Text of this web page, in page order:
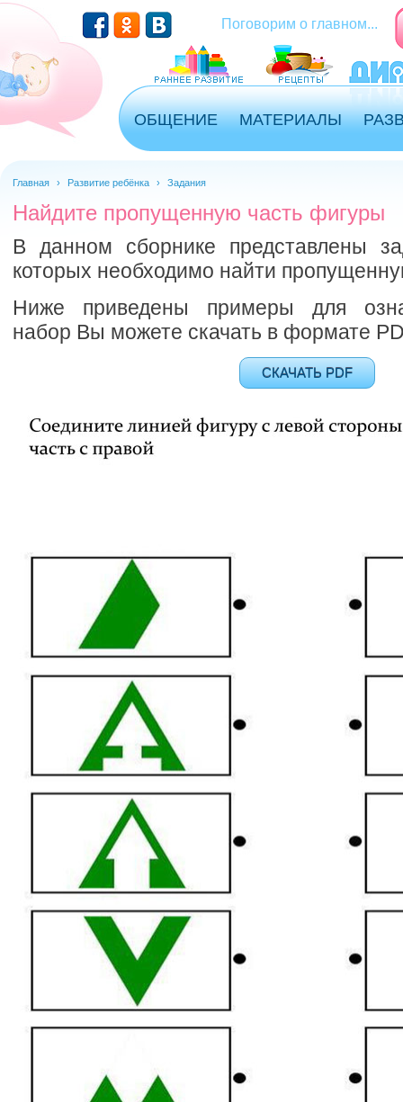
Перейти к основному содержанию
Поговорим о главном...
ОБЩЕНИЕ МАТЕРИАЛЫ
Главная › Развитие ребёнка › Задания
Найдите пропущенную часть фигуры
В данном сборнике представлены
которых необходимо найти
Ниже приведены примеры для
набор Вы можете скачать в формате
СКАЧАТЬ PDF